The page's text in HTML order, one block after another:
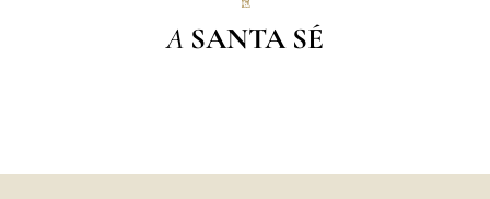
A SANTA SÉ